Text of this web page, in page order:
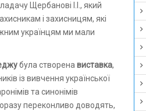
Щербанові І.І., який
і захисницям, які
українцям ми мали
була створенавиставка,
із вивчення української
та синонімів
переконливо доводять,